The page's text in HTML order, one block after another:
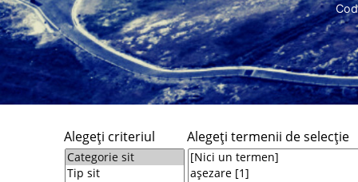
Cod
Alegeţi criteriul Alegeţi termenii de selecţie